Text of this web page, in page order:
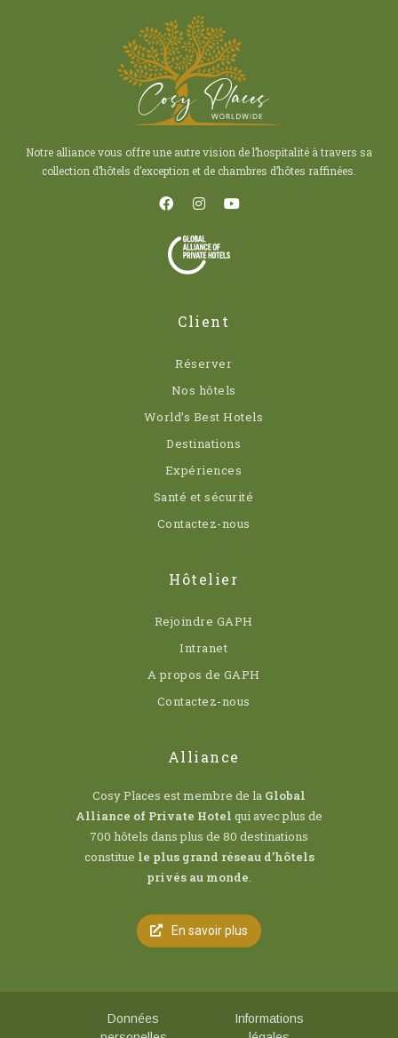
Notre alliance vous offre une autre vision de l’hospitalité à travers sa
collection d’hôtels d’exception et de chambres d’hôtes raffinées.
Client
Réserver
Nos hôtels
World’s Best Hotels
Destinations
Expériences
Santé et sécurité
Contactez-nous
Hôtelier
Rejoindre GAPH
Intranet
A propos de GAPH
Contactez-nous
Alliance
Cosy Places est membre de la Global
Alliance of Private Hotel qui avec plus de
700 hôtels dans plus de 80 destinations
constitue le plus grand réseau d’hôtels
privés au monde
En savoir plus
Données
Informations